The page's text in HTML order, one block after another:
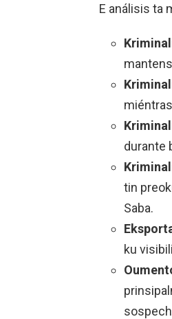
E análisis ta
durante
tin
Saba.
ku